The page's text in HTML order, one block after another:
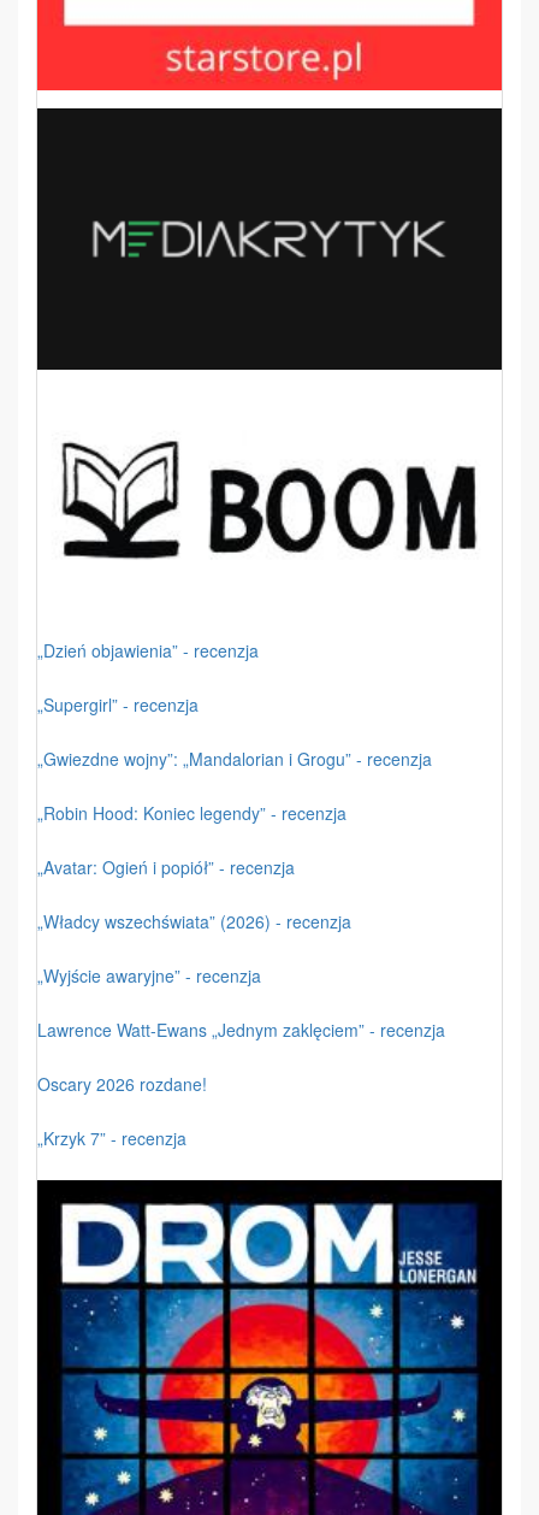
„Dzień objawienia” - recenzja
„Supergirl” - recenzja
„Gwiezdne wojny”: „Mandalorian i Grogu” - recenzja
„Robin Hood: Koniec legendy” - recenzja
„Avatar: Ogień i popiół” - recenzja
„Władcy wszechświata” (2026) - recenzja
„Wyjście awaryjne” - recenzja
Lawrence Watt-Ewans „Jednym zaklęciem” - recenzja
Oscary 2026 rozdane!
„Krzyk 7” - recenzja